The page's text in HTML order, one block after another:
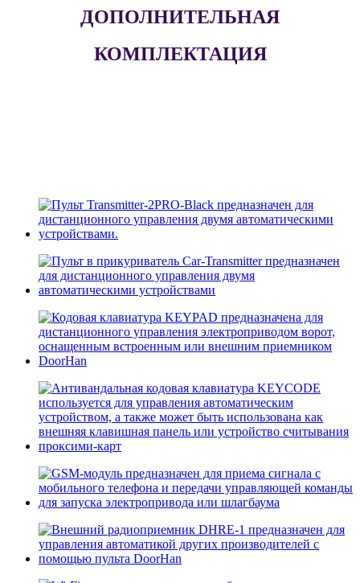
ДОПОЛНИТЕЛЬНАЯ
КОМПЛЕКТАЦИЯ